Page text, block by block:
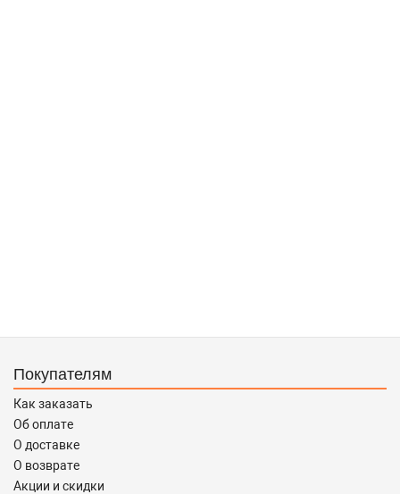
Покупателям
Как заказать
Об оплате
О доставке
О возврате
Акции и скидки